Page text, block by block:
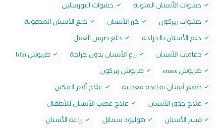
حشوات الأسنان الملونة
حشوات البورسلين
حشوات زيركون
خرز الأسنان
خلع الأسنان المدفونة
خلع الأسنان بالجراحة
خلع ضرس العقل
دعامات الأسنان
زرع الأسنان بدون جراحة
طربوش bfm
طربوش emax
طربوش زيركون
طقم أسنان بقاعدة معدنية
علاج آلام الفكين
علاج جذور الأسنان
علاج عصب الأسنان للأطفال
فينير الأسنان
هوليود سمايل
زراعه الأسنان